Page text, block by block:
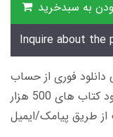
به سبدخرید
Inquire about the
600 هزار تومانی دانلود فوری از حساب
کاربری می باشد، و زمان تحویل لینک دانلود کتاب های 500 هزار